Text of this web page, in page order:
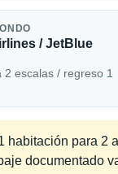
/ JetBlue
2 escalas / regreso 1
habitación para 2
documentado